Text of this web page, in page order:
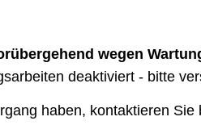
wegen
deaktiviert - bitte
haben, kontaktieren Sie